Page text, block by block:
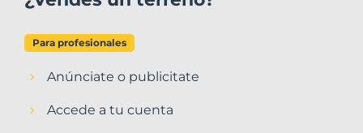
Para profesionales
Anúnciate o publicitate
Accede a tu cuenta